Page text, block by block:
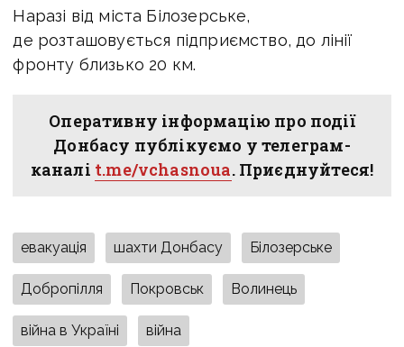
Наразі від міста Білозерське,
де розташовується підприємство, до лінії
фронту близько 20 км.
Оперативну інформацію про події
Донбасу публікуємо у телеграм-
каналі t.me/vchasnoua. Приєднуйтеся!
евакуація шахти Донбасу Білозерське
Добропілля Покровськ Волинець
війна в Україні війна